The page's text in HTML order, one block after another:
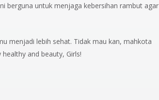
berguna untuk menjaga kebersihan rambut agar
menjadi lebih sehat. Tidak mau kan, mahkota
and beauty, Girls!